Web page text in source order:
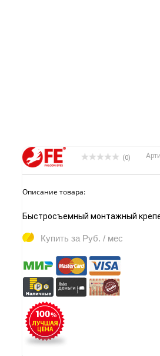
(0)
Описание товара:
Быстросъемный монтажный
Купить за Руб. / мес